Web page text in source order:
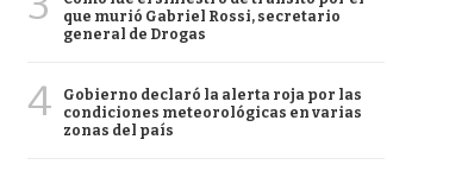
que murió Gabriel Rossi, secretario
general de Drogas
4
Gobierno declaró la alerta roja por las
condiciones meteorológicas en varias
zonas del país